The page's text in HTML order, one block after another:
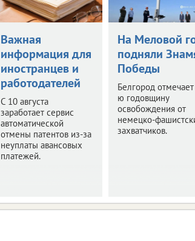
Важная
информация для
иностранцев и
работодателей
С 10 августа
заработает сервис
автоматической
отмены патентов из-за
неуплаты авансовых
платежей.
На Меловой
подняли
Победы
Белгород
ю годовщину
освобождения от
немецко-
захватчиков.